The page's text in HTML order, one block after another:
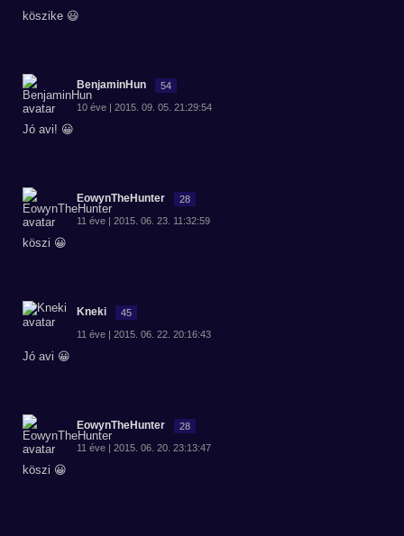
köszike 😃
BenjaminHun 54
10 éve | 2015. 09. 05. 21:29:54
Jó avi! 😀
EowynTheHunter 28
11 éve | 2015. 06. 23. 11:32:59
köszi 😀
Kneki 45
11 éve | 2015. 06. 22. 20:16:43
Jó avi 😀
EowynTheHunter 28
11 éve | 2015. 06. 20. 23:13:47
köszi 😀